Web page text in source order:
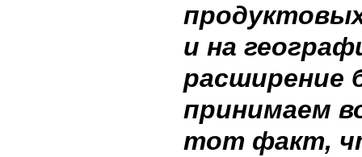
и на
расширение
принимаем
тот факт,